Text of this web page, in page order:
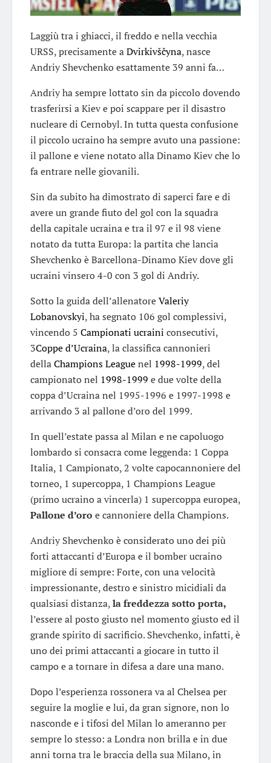
Laggiù tra i ghiacci, il freddo e nella vecchia
URSS, precisamente aDvirkivščyna, nasce
Andriy Shevchenko esattamente 39 anni fa…
Andriy ha sempre lottato sin da piccolo dovendo
trasferirsi a Kiev e poi scappare per il disastro
nucleare di Cernobyl. In tutta questa confusione
il piccolo ucraino ha sempre avuto una passione:
il pallone e viene notato alla Dinamo Kiev che lo
fa entrare nelle giovanili.
Sin da subito ha dimostrato di saperci fare e di
avere un grande fiuto del gol con la squadra
della capitale ucraina e tra il 97 e il 98 viene
notato da tutta Europa: la partita che lancia
Shevchenko è Barcellona-Dinamo Kiev dove gli
ucraini vinsero 4-0 con 3 gol di Andriy.
Sotto la guida dell’allenatoreValeriy
Lobanovskyi, ha segnato 106 gol complessivi,
vincendo 5 Campionati ucraini consecutivi,
3Coppe d’Ucraina, la classifica cannonieri
dellaChampions Leaguenel 1998-1999, del
campionato nel 1998-1999 e due volte della
coppa d’Ucraina nel 1995-1996 e 1997-1998 e
arrivando 3 al pallone d’oro del 1999.
In quell’estate passa al Milan e ne capoluogo
lombardo si consacra come leggenda: 1 Coppa
Italia, 1 Campionato, 2 volte capocannoniere del
torneo, 1 supercoppa, 1 Champions League
(primo ucraino a vincerla) 1 supercoppa europea,
Pallone d’oro e cannoniere della Champions.
Andriy Shevchenko è considerato uno dei più
forti attaccanti d’Europa e il bomber ucraino
migliore di sempre: Forte, con una velocità
impressionante, destro e sinistro micidiali da
qualsiasi distanza,la freddezza sotto porta,
l’essere al posto giusto nel momento giusto ed il
grande spirito di sacrificio. Shevchenko, infatti, è
uno dei primi attaccanti a giocare in tutto il
campo e a tornare in difesa a dare una mano.
Dopo l’esperienza rossonera va al Chelsea per
seguire la moglie e lui, da gran signore, non lo
nasconde e i tifosi del Milan lo ameranno per
sempre lo stesso: a Londra non brilla e in due
anni torna tra le braccia della sua Milano, in